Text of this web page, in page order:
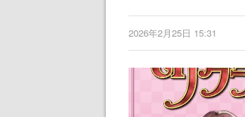
2026年2月25日 15:31